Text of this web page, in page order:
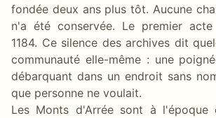
fondée deux ans plus tôt. Aucune
n'a été conservée. Le premier
1184. Ce silence des archives dit
communauté elle-même : une
débarquant dans un endroit sans
que personne ne voulait.
Les Monts d'Arrée sont à l'époque